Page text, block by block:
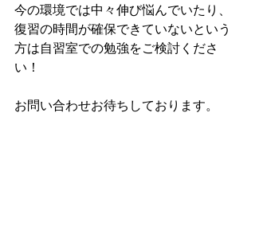
今の環境では中々伸び悩んでいたり、
復習の時間が確保できていないという
方は自習室での勉強をご検討くださ
い！
お問い合わせお待ちしております。